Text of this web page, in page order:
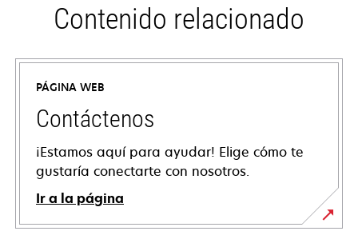
Contenido relacionado
PÁGINA WEB
Contáctenos
¡Estamos aquí para ayudar! Elige cómo te
gustaría conectarte con nosotros.
Ir a la página